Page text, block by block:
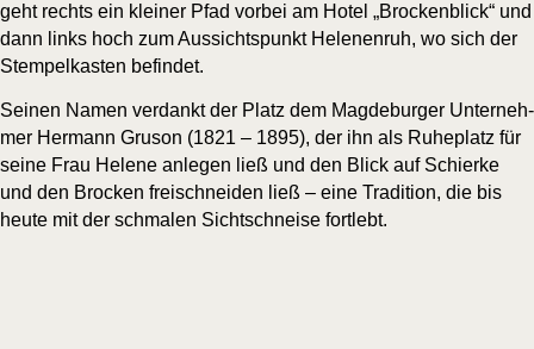
geht rechts ein klei­ner Pfad vor­bei am Hotel „Bro­cken­blick“ und
dann links hoch zum Aus­sichts­punkt Hele­nen­ruh, wo sich der
Stem­pel­kas­ten befindet.
Sei­nen Namen ver­dankt der Platz dem Mag­de­bur­ger Unter­neh­
mer Her­mann Gru­son (1821 – 1895), der ihn als Ruhe­platz für
sei­ne Frau Hele­ne anle­gen ließ und den Blick auf Schier­ke
und den Bro­cken frei­schnei­den ließ – eine Tra­di­ti­on, die bis
heu­te mit der schma­len Sicht­schnei­se fortlebt.